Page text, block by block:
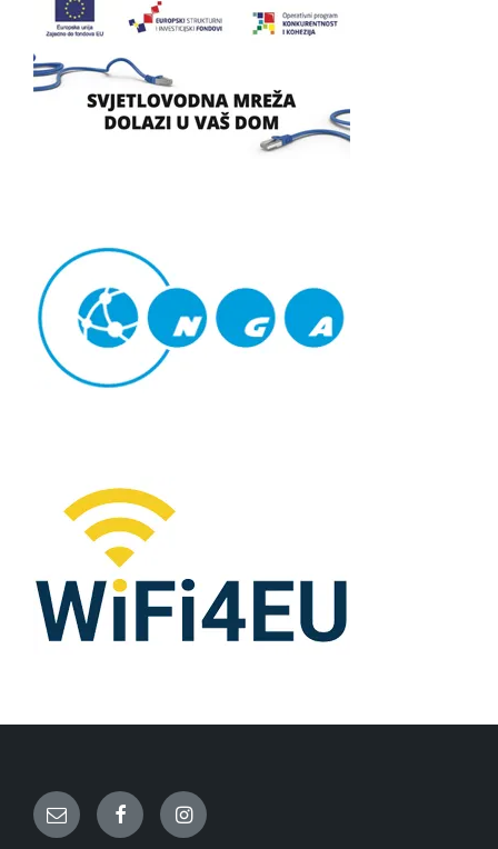
Email FacebookInstagram